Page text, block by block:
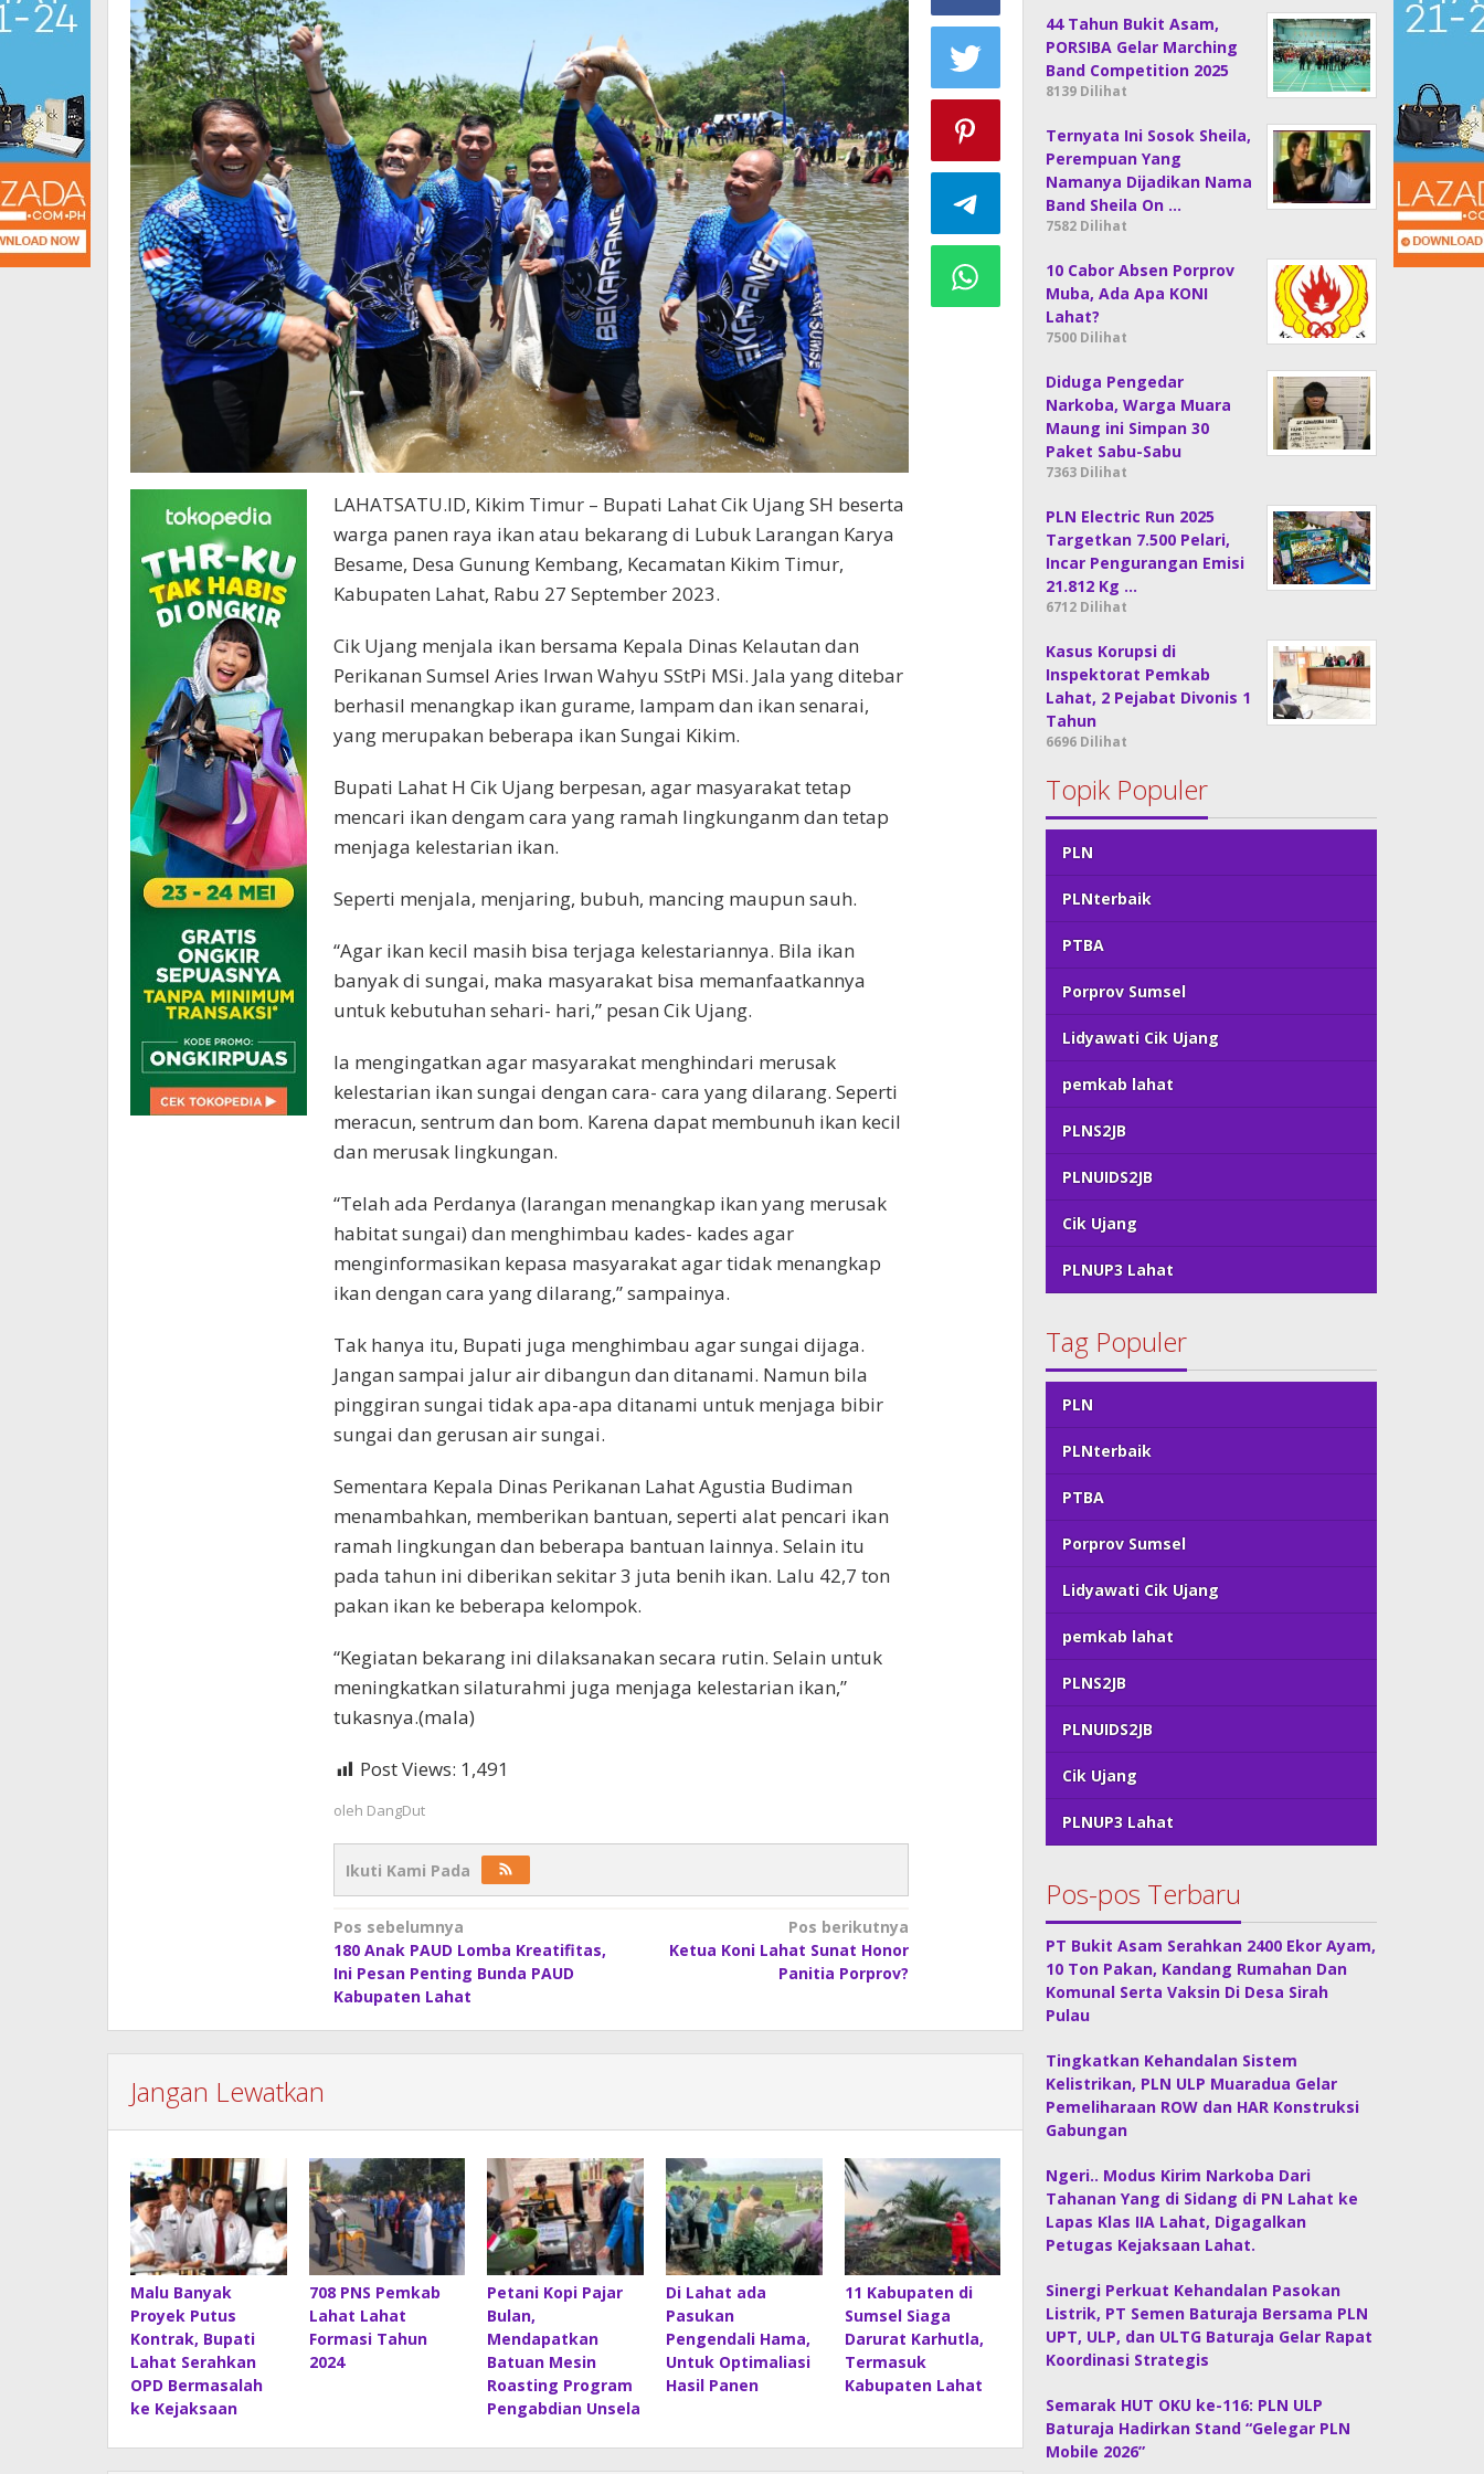
LAHATSATU.ID, Kikim Timur – Bupati Lahat Cik Ujang SH beserta
warga panen raya ikan atau bekarang di Lubuk Larangan Karya
Besame, Desa Gunung Kembang, Kecamatan Kikim Timur,
Kabupaten Lahat, Rabu 27 September 2023.
Cik Ujang menjala ikan bersama Kepala Dinas Kelautan dan
Perikanan Sumsel Aries Irwan Wahyu SStPi MSi. Jala yang ditebar
berhasil menangkap ikan gurame, lampam dan ikan senarai,
yang merupakan beberapa ikan Sungai Kikim.
Bupati Lahat H Cik Ujang berpesan, agar masyarakat tetap
mencari ikan dengam cara yang ramah lingkunganm dan tetap
menjaga kelestarian ikan.
Seperti menjala, menjaring, bubuh, mancing maupun sauh.
“Agar ikan kecil masih bisa terjaga kelestariannya. Bila ikan
banyak di sungai, maka masyarakat bisa memanfaatkannya
untuk kebutuhan sehari- hari,” pesan Cik Ujang.
Ia mengingatkan agar masyarakat menghindari merusak
kelestarian ikan sungai dengan cara- cara yang dilarang. Seperti
meracun, sentrum dan bom. Karena dapat membunuh ikan kecil
dan merusak lingkungan.
“Telah ada Perdanya (larangan menangkap ikan yang merusak
habitat sungai) dan menghimbau kades- kades agar
menginformasikan kepasa masyarakat agar tidak menangkap
ikan dengan cara yang dilarang,” sampainya.
Tak hanya itu, Bupati juga menghimbau agar sungai dijaga.
Jangan sampai jalur air dibangun dan ditanami. Namun bila
pinggiran sungai tidak apa-apa ditanami untuk menjaga bibir
sungai dan gerusan air sungai.
Sementara Kepala Dinas Perikanan Lahat Agustia Budiman
menambahkan, memberikan bantuan, seperti alat pencari ikan
ramah lingkungan dan beberapa bantuan lainnya. Selain itu
pada tahun ini diberikan sekitar 3 juta benih ikan. Lalu 42,7 ton
pakan ikan ke beberapa kelompok.
“Kegiatan bekarang ini dilaksanakan secara rutin. Selain untuk
meningkatkan silaturahmi juga menjaga kelestarian ikan,”
tukasnya.(mala)
Post Views: 1,491
oleh DangDut
Ikuti Kami Pada
Navigasi
pos
Pos sebelumnya
180 Anak PAUD Lomba Kreatifitas,
Ini Pesan Penting Bunda PAUD
Kabupaten Lahat
Pos berikutnya
Ketua Koni Lahat Sunat Honor
Panitia Porprov?
Jangan Lewatkan
Malu Banyak
Proyek Putus
Kontrak, Bupati
Lahat Serahkan
OPD Bermasalah
ke Kejaksaan
708 PNS Pemkab
Lahat Lahat
Formasi Tahun
2024
Petani Kopi Pajar
Bulan,
Mendapatkan
Batuan Mesin
Roasting Program
Pengabdian Unsela
Di Lahat ada
Pasukan
Pengendali Hama,
Untuk Optimaliasi
Hasil Panen
11 Kabupaten di
Sumsel Siaga
Darurat Karhutla,
Termasuk
Kabupaten Lahat
44 Tahun Bukit Asam,
PORSIBA Gelar Marching
Band Competition 2025
8139 Dilihat
Ternyata Ini Sosok Sheila,
Perempuan Yang
Namanya Dijadikan Nama
Band Sheila On …
7582 Dilihat
10 Cabor Absen Porprov
Muba, Ada Apa KONI
Lahat?
7500 Dilihat
Diduga Pengedar
Narkoba, Warga Muara
Maung ini Simpan 30
Paket Sabu-Sabu
7363 Dilihat
PLN Electric Run 2025
Targetkan 7.500 Pelari,
Incar Pengurangan Emisi
21.812 Kg …
6712 Dilihat
Kasus Korupsi di
Inspektorat Pemkab
Lahat, 2 Pejabat Divonis 1
Tahun
6696 Dilihat
Topik Populer
PLN
PLNterbaik
PTBA
Porprov Sumsel
Lidyawati Cik Ujang
pemkab lahat
PLNS2JB
PLNUIDS2JB
Cik Ujang
PLNUP3 Lahat
Tag Populer
PLN
PLNterbaik
PTBA
Porprov Sumsel
Lidyawati Cik Ujang
pemkab lahat
PLNS2JB
PLNUIDS2JB
Cik Ujang
PLNUP3 Lahat
Pos-pos Terbaru
PT Bukit Asam Serahkan 2400 Ekor Ayam,
10 Ton Pakan, Kandang Rumahan Dan
Komunal Serta Vaksin Di Desa Sirah
Pulau
Tingkatkan Kehandalan Sistem
Kelistrikan, PLN ULP Muaradua Gelar
Pemeliharaan ROW dan HAR Konstruksi
Gabungan
Ngeri.. Modus Kirim Narkoba Dari
Tahanan Yang di Sidang di PN Lahat ke
Lapas Klas IIA Lahat, Digagalkan
Petugas Kejaksaan Lahat.
Sinergi Perkuat Kehandalan Pasokan
Listrik, PT Semen Baturaja Bersama PLN
UPT, ULP, dan ULTG Baturaja Gelar Rapat
Koordinasi Strategis
Semarak HUT OKU ke-116: PLN ULP
Baturaja Hadirkan Stand “Gelegar PLN
Mobile 2026”